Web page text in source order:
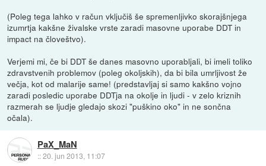
(Poleg tega lahko v račun vključiš še spremenljivko skorajšnjega
izumrtja kakšne živalske vrste zaradi masovne uporabe DDT in
impact na človeštvo).
Verjemi mi, če bi DDT še danes masovno uporabljali, bi imeli toliko
zdravstvenih problemov (poleg okoljskih), da bi bila umrljivost že
večja, kot od malarije same! (predstavljaj si samo kakšno vojno
zaradi posledic uporabe DDTja na okolje in ljudi - v zelo kriznih
razmerah se ljudje gledajo skozi "puškino oko" in ne sončna
očala).
PaX_MaN
::20. jun 2013, 11:07